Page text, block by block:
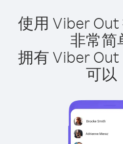
使用 Viber
非常简
拥有 Viber
可以